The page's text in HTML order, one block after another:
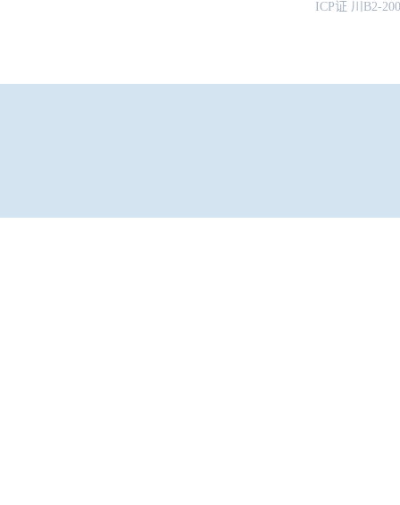
ICP证 川B2-